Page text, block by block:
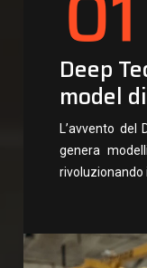
Deep
model
L’avvento del
genera
rivoluzionando